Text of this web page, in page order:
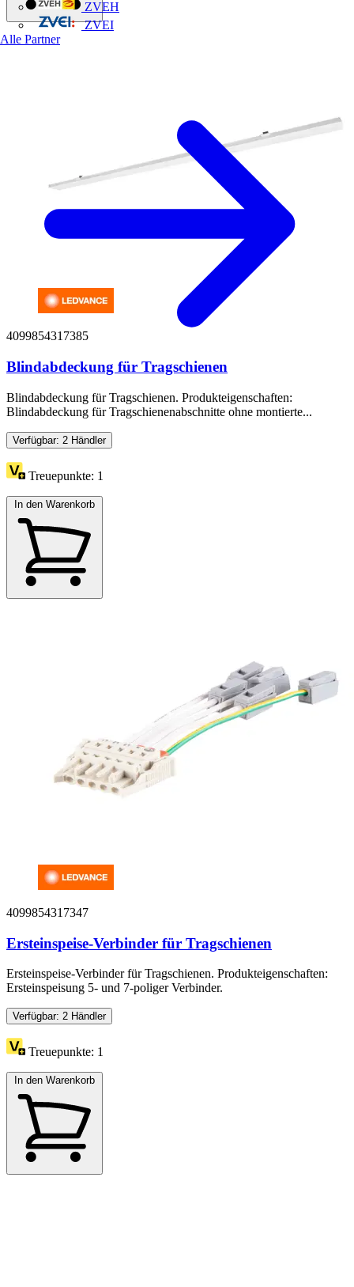
ZVEH
ZVEI
Alle Partner
4099854317385
Blindabdeckung für Tragschienen
Blindabdeckung für Tragschienen. Produkteigenschaften:
Blindabdeckung für Tragschienenabschnitte ohne montierte...
Verfügbar: 2 Händler
Treuepunkte: 1
In den Warenkorb
4099854317347
Ersteinspeise-Verbinder für Tragschienen
Ersteinspeise-Verbinder für Tragschienen. Produkteigenschaften:
Ersteinspeisung 5- und 7-poliger Verbinder.
Verfügbar: 2 Händler
Treuepunkte: 1
In den Warenkorb